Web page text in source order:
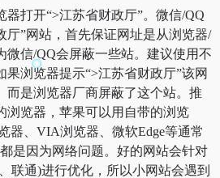
打开“>江苏省财政厅”。微信/QQ
厅”网站，首先保证网址是从浏览器/
微信/QQ会屏蔽一些站。建议使用不
浏览器提示“>江苏省财政厅”该网
而是浏览器厂商屏蔽了这个站。推
浏览器，苹果可以用自带的浏览
器、VIA浏览器、微软Edge等通常
是因为网络问题。好的网站会针对
联通)进行优化，所以小网站会遇到